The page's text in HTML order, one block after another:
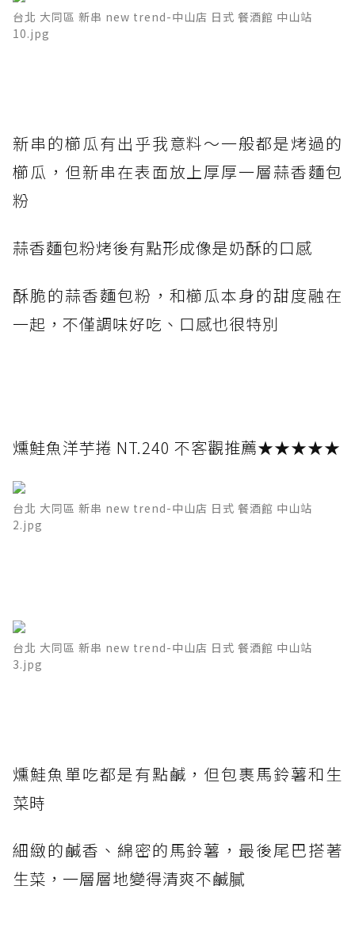
台北 大同區 新串 new trend-中山店 日式 餐酒館 中山站
10.jpg
新串的櫛瓜有出乎我意料～一般都是烤過的
櫛瓜，但新串在表面放上厚厚一層蒜香麵包
粉
蒜香麵包粉烤後有點形成像是奶酥的口感
酥脆的蒜香麵包粉，和櫛瓜本身的甜度融在
一起，不僅調味好吃、口感也很特別
燻鮭魚洋芋捲 NT.240 不客觀推薦★★★★★
台北 大同區 新串 new trend-中山店 日式 餐酒館 中山站
2.jpg
台北 大同區 新串 new trend-中山店 日式 餐酒館 中山站
3.jpg
燻鮭魚單吃都是有點鹹，但包裹馬鈴薯和生
菜時
細緻的鹹香、綿密的馬鈴薯，最後尾巴搭著
生菜，一層層地變得清爽不鹹膩